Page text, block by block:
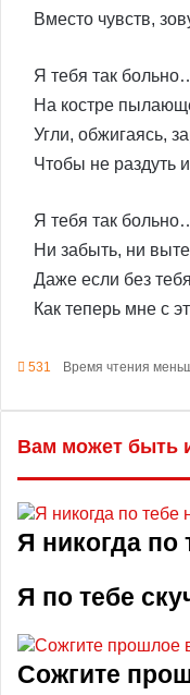
Вместо чувств,
Я тебя так
На костре
Угли, обжигаясь,
Чтобы не раздуть
Я тебя так
Ни забыть, ни
Даже если без
Как теперь мне с
531 Время чтения
Вам может быть
Я никогда по
Я по тебе
Сожгите